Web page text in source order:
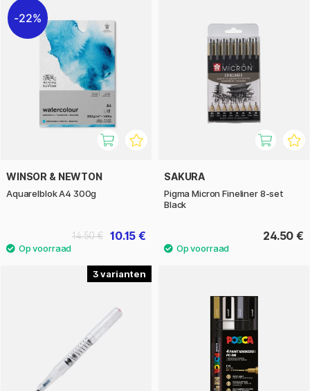
22%
WINSOR & NEWTON
Aquarelblok A4 300g
10.15 €
14.50 €
SAKURA
Pigma Micron Fineliner 8-set
Black
24.50 €
3